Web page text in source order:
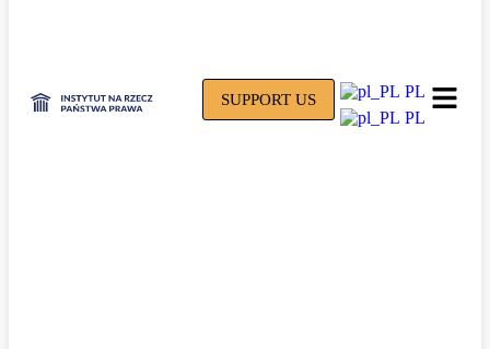
SUPPORT US
PL
PL